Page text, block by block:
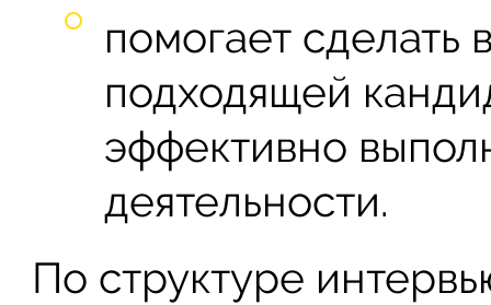
помогает
подходящей
эффективно
деятельности.
По структуре